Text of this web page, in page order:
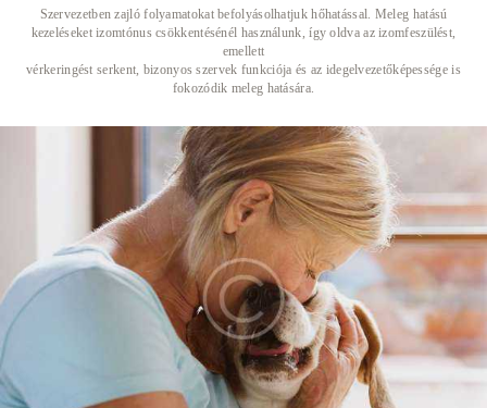
Szervezetben zajló folyamatokat befolyásolhatjuk hőhatással. Meleg hatású
kezeléseket izomtónus csökkentésénél használunk, így oldva az izomfeszülést,
emellett
vérkeringést serkent, bizonyos szervek funkciója és az idegelvezetőképessége is
fokozódik meleg hatására.